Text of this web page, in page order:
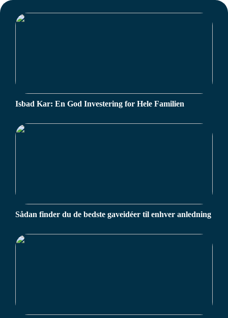
Isbad Kar: En God Investering for Hele Familien
Sådan finder du de bedste gaveidéer til enhver anledning